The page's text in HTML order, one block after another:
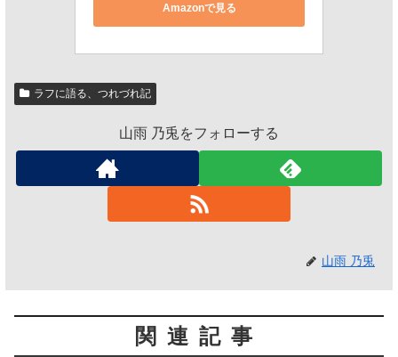
Amazonで見る
ラフに語る、つれづれ記
山雨 乃兎をフォローする
山雨 乃兎
関連記事